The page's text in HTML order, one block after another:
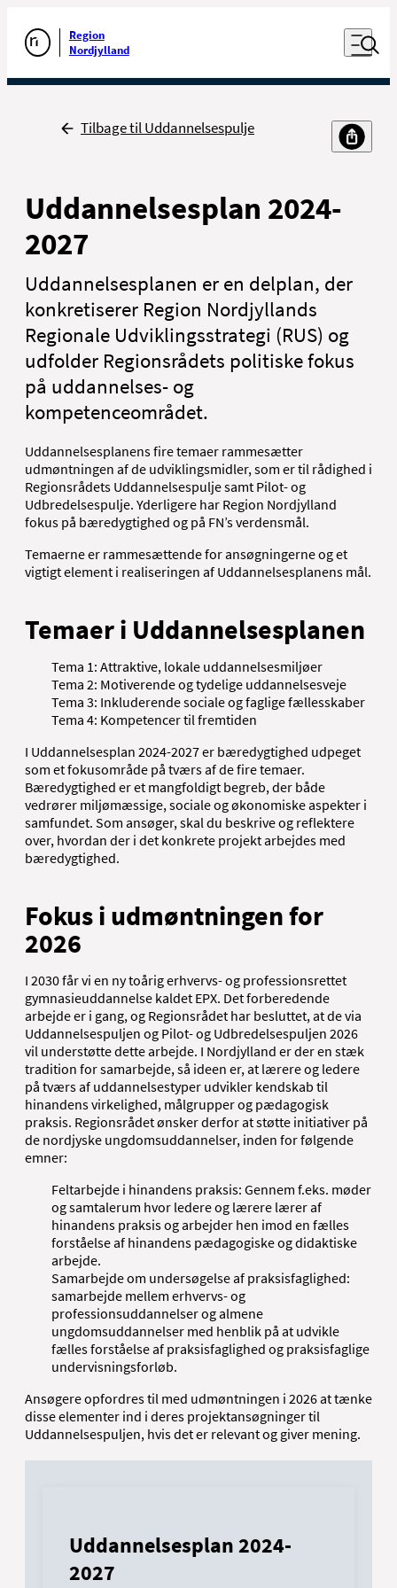
Gå til forsiden
Region
Nordjylland
Åben
Udfør søgning
Tilbage
Tilbage til Uddannelsespulje
Uddannelsesplan 2024-
2027
Uddannelsesplanen er en delplan, der
konkretiserer Region Nordjyllands
Regionale Udviklingsstrategi (RUS) og
udfolder Regionsrådets politiske fokus
på uddannelses- og
kompetenceområdet.
Uddannelsesplanens fire temaer rammesætter
udmøntningen af de udviklingsmidler, som er til rådighed i
Regionsrådets Uddannelsespulje samt Pilot- og
Udbredelsespulje. Yderligere har Region Nordjylland
fokus på bæredygtighed og på FN’s verdensmål.
Temaerne er rammesættende for ansøgningerne og et
vigtigt element i realiseringen af Uddannelsesplanens mål.
Temaer i Uddannelsesplanen
Tema 1: Attraktive, lokale uddannelsesmiljøer
Tema 2: Motiverende og tydelige uddannelsesveje
Tema 3: Inkluderende sociale og faglige fællesskaber
Tema 4: Kompetencer til fremtiden
I Uddannelsesplan 2024-2027 er bæredygtighed udpeget
som et fokusområde på tværs af de fire temaer.
Bæredygtighed er et mangfoldigt begreb, der både
vedrører miljømæssige, sociale og økonomiske aspekter i
samfundet. Som ansøger, skal du beskrive og reflektere
over, hvordan der i det konkrete projekt arbejdes med
bæredygtighed.
Fokus i udmøntningen for
2026
I 2030 får vi en ny toårig erhvervs- og professionsrettet
gymnasieuddannelse kaldet EPX. Det forberedende
arbejde er i gang, og Regionsrådet har besluttet, at de via
Uddannelsespuljen og Pilot- og Udbredelsespuljen 2026
vil understøtte dette arbejde. I Nordjylland er der en stæk
tradition for samarbejde, så ideen er, at lærere og ledere
på tværs af uddannelsestyper udvikler kendskab til
hinandens virkelighed, målgrupper og pædagogisk
praksis. Regionsrådet ønsker derfor at støtte initiativer på
de nordjyske ungdomsuddannelser, inden for følgende
emner:
Feltarbejde i hinandens praksis: Gennem f.eks. møder
og samtalerum hvor ledere og lærere lærer af
hinandens praksis og arbejder hen imod en fælles
forståelse af hinandens pædagogiske og didaktiske
arbejde.
Samarbejde om undersøgelse af praksisfaglighed:
samarbejde mellem erhvervs- og
professionsuddannelser og almene
ungdomsuddannelser med henblik på at udvikle
fælles forståelse af praksisfaglighed og praksisfaglige
undervisningsforløb.
Ansøgere opfordres til med udmøntningen i 2026 at tænke
disse elementer ind i deres projektansøgninger til
Uddannelsespuljen, hvis det er relevant og giver mening.
Uddannelsesplan 2024-
2027